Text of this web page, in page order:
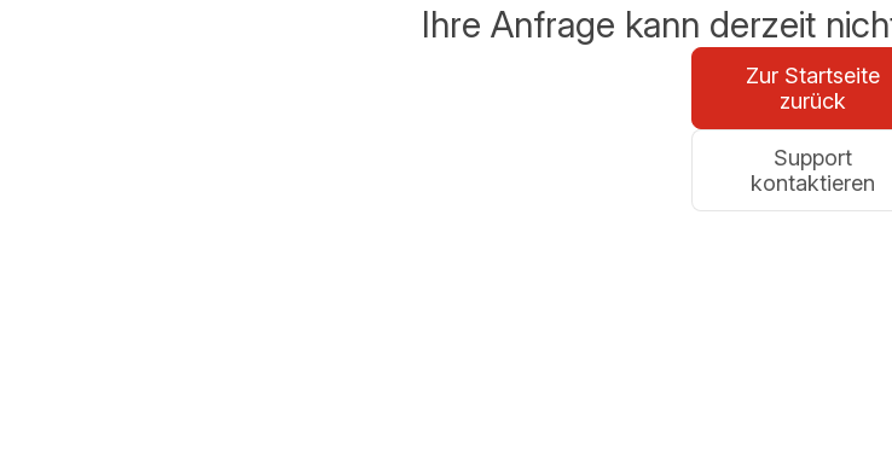
Ihre Anfrage kann derzeit
Zur Startseite
zurück
Support
kontaktieren